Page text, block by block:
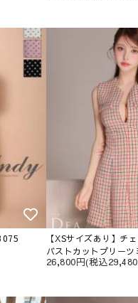
【XSサイズあり】チ
バストカットプリーツ
26,800円(税込